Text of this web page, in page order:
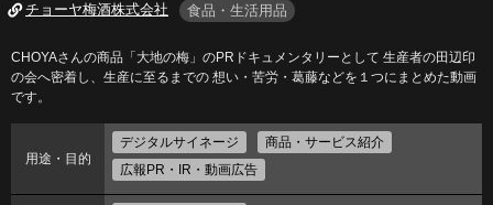
チョーヤ梅酒株式会社 食品・生活用品
CHOYAさんの商品「大地の梅」のPRドキュメンタリーとして 生産者の田辺印
の会へ密着し、生産に至るまでの 想い・苦労・葛藤などを１つにまとめた動画
です。
用途・目的
デジタルサイネージ
商品・サービス紹介
広報PR・IR・動画広告